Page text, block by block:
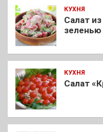
КУХНЯ
Салат
зеленью
КУХНЯ
Салат